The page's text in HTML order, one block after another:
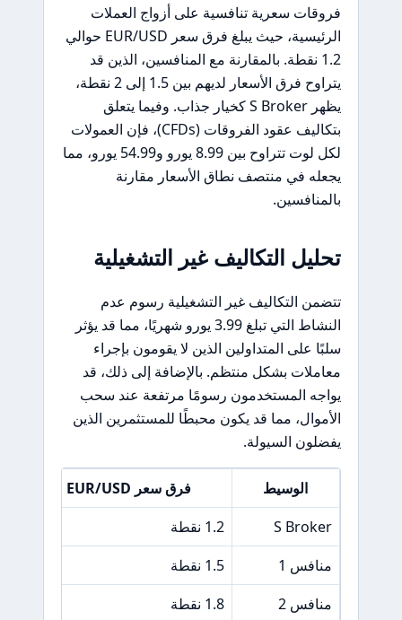
فروقات سعرية تنافسية على أزواج العملات
الرئيسية، حيث يبلغ فرق سعر EUR/USD حوالي
1.2 نقطة. بالمقارنة مع المنافسين، الذين قد
يتراوح فرق الأسعار لديهم بين 1.5 إلى 2 نقطة،
يظهر S Broker كخيار جذاب. وفيما يتعلق
بتكاليف عقود الفروقات (CFDs)، فإن العمولات
لكل لوت تتراوح بين 8.99 يورو و54.99 يورو، مما
يجعله في منتصف نطاق الأسعار مقارنة
بالمنافسين.
تحليل التكاليف غير التشغيلية
تتضمن التكاليف غير التشغيلية رسوم عدم
النشاط التي تبلغ 3.99 يورو شهريًا، مما قد يؤثر
سلبًا على المتداولين الذين لا يقومون بإجراء
معاملات بشكل منتظم. بالإضافة إلى ذلك، قد
يواجه المستخدمون رسومًا مرتفعة عند سحب
الأموال، مما قد يكون محبطًا للمستثمرين الذين
يفضلون السيولة.
الوسيط
فرق سعر EUR/USD
S Broker
1.2 نقطة
منافس 1
1.5 نقطة
منافس 2
1.8 نقطة